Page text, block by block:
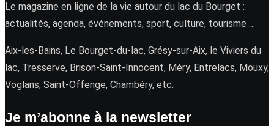
Le magazine en ligne de la vie autour du lac du Bourget :
actualités, agenda, événements, sport, culture, tourisme …
Aix-les-Bains, Le Bourget-du-lac, Grésy-sur-Aix, le Viviers du
lac, Tresserve, Brison-Saint-Innocent, Méry, Entrelacs, Mouxy,
Voglans, Saint-Offenge, Chambéry, etc.
Je m’abonne à la newsletter